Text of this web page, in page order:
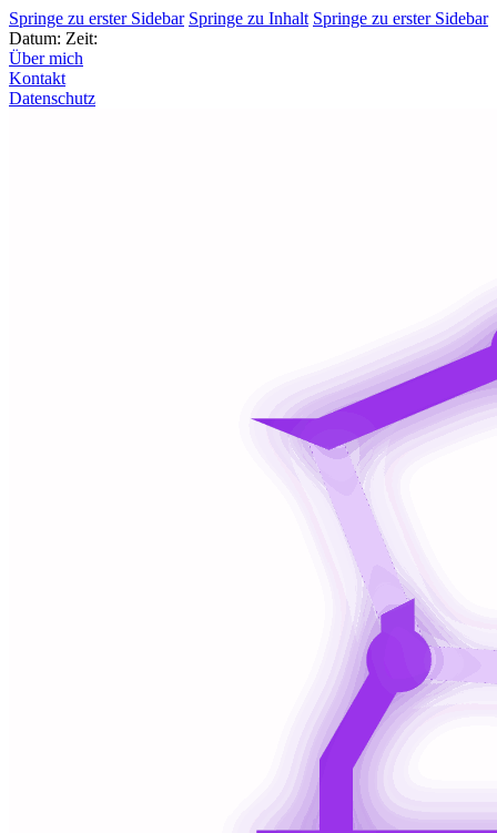
Springe zu erster Sidebar Springe zu Inhalt Springe zu erster Sidebar
Datum: Zeit:
Über mich
Kontakt
Datenschutz